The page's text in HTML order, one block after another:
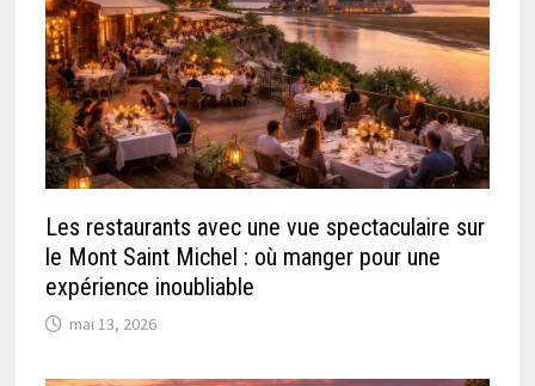
Les restaurants avec une vue spectaculaire sur
le Mont Saint Michel : où manger pour une
expérience inoubliable
mai 13, 2026